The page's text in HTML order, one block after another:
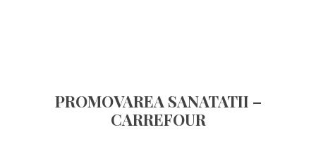
PROMOVAREA SANATATII –
CARREFOUR